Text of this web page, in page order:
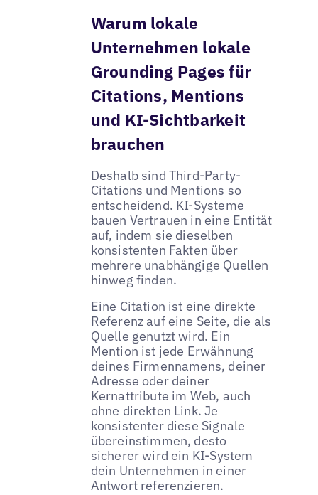
Warum lokale
Unternehmen lokale
Grounding Pages für
Citations, Mentions
und KI-Sichtbarkeit
brauchen
Deshalb sind Third-Party-
Citations und Mentions so
entscheidend. KI-Systeme
bauen Vertrauen in eine Entität
auf, indem sie dieselben
konsistenten Fakten über
mehrere unabhängige Quellen
hinweg finden.
Eine Citation ist eine direkte
Referenz auf eine Seite, die als
Quelle genutzt wird. Ein
Mention ist jede Erwähnung
deines Firmennamens, deiner
Adresse oder deiner
Kernattribute im Web, auch
ohne direkten Link. Je
konsistenter diese Signale
übereinstimmen, desto
sicherer wird ein KI-System
dein Unternehmen in einer
Antwort referenzieren.